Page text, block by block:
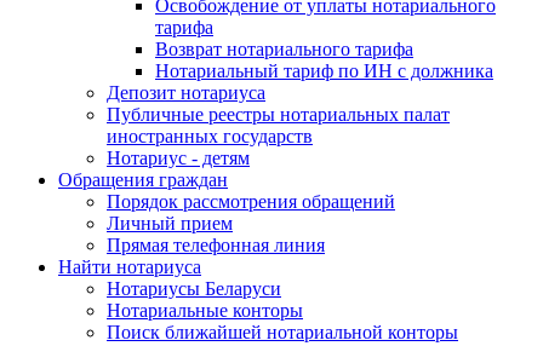
Освобождение от уплаты нотариального
тарифа
Возврат нотариального тарифа
Нотариальный тариф по ИН с должника
Депозит нотариуса
Публичные реестры нотариальных палат
иностранных государств
Нотариус - детям
Обращения граждан
Порядок рассмотрения обращений
Личный прием
Прямая телефонная линия
Найти нотариуса
Нотариусы Беларуси
Нотариальные конторы
Поиск ближайшей нотариальной конторы